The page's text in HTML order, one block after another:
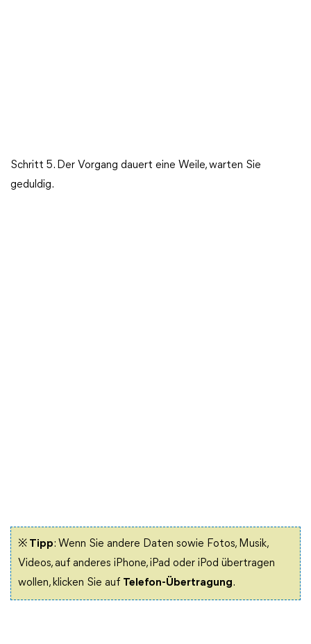
Schritt 5. Der Vorgang dauert eine Weile, warten Sie
geduldig.
※ Tipp: Wenn Sie andere Daten sowie Fotos, Musik,
Videos, auf anderes iPhone, iPad oder iPod übertragen
wollen, klicken Sie auf Telefon-Übertragung.